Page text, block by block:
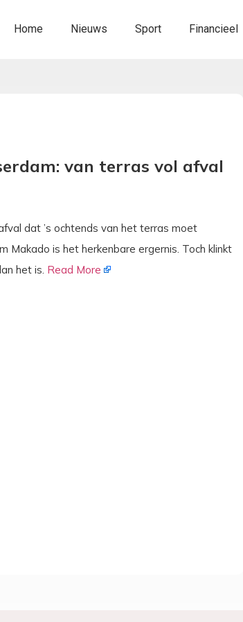
Home Nieuws Sport Financieel
van terras vol afval
dat ’s ochtends van het terras moet
Makado is het herkenbare ergernis. Toch klinkt
het is. Read More